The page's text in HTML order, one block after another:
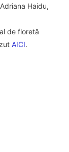
Haidu,
de floretă
AICI.